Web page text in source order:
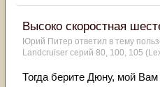
Высоко скоростная
Юрий Питер ответил в тему
Landcruiser серий 80, 100, 105
Тогда берите Дюну, мой